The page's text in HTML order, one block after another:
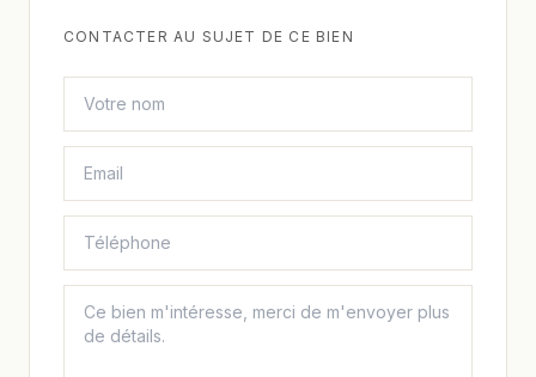
CONTACTER AU SUJET DE CE BIEN